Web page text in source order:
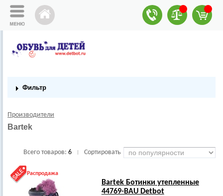
Фильтр
Производители
Bartek
Всего товаров: 6 Сортировать
Распродажа
Bartek Ботинки утепленные
44769-BAU Detbot